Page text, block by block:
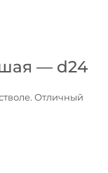
— d24
Отличный